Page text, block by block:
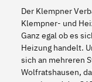
Der Klempner
Klempner- und
Ganz egal ob es
Heizung handelt.
sich an mehreren
Wolfratshausen,